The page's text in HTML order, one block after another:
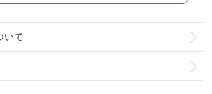
いて